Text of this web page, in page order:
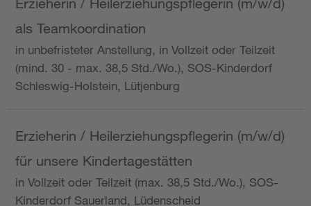
als Teamkoordination
in unbefristeter Anstellung, in Vollzeit oder Teilzeit
(mind. 30 - max. 38,5 Std./Wo.), SOS-Kinderdorf
Schleswig-Holstein, Lütjenburg
Erzieherin / Heilerziehungspflegerin (m/w/d)
für unsere Kindertagestätten
in Vollzeit oder Teilzeit (max. 38,5 Std./Wo.), SOS-
Kinderdorf Sauerland, Lüdenscheid